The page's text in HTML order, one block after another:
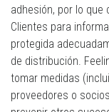
adhesión, por lo
Clientes para
protegida
de distribución.
tomar medidas
proveedores o